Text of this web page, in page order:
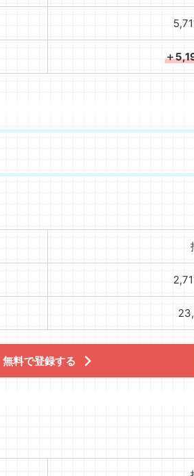
＋
無料で登録する